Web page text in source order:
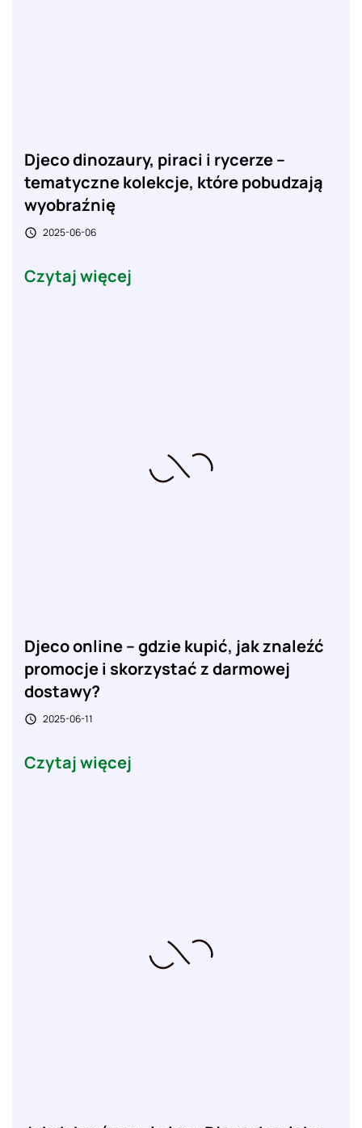
Djeco dinozaury, piraci i rycerze –
tematyczne kolekcje, które pobudzają
wyobraźnię
 2025-06-06
Czytaj więcej
Djeco online – gdzie kupić, jak znaleźć
promocje i skorzystać z darmowej
dostawy?
 2025-06-11
Czytaj więcej